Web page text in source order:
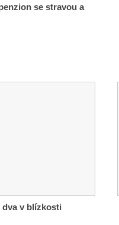
se stravou a
v blízkosti